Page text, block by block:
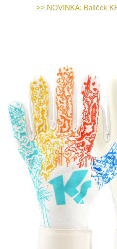
>> NOVINKA: Balíček